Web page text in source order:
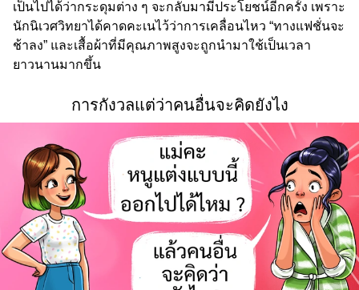
เป็นไปได้ว่ากระดุมต่าง ๆ จะกลับมามีประโยชน์อีกครั้ง เพราะ
นักนิเวศวิทยาได้คาดคะเนไว้ว่าการเคลื่อนไหว “ทางแฟชั่นจะ
ช้าลง” และเสื้อผ้าที่มีคุณภาพสูงจะถูกนำมาใช้เป็นเวลา
ยาวนานมากขึ้น
การกังวลแต่ว่าคนอื่นจะคิดยังไง